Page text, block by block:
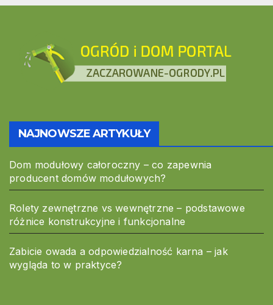
NAJNOWSZE ARTYKUŁY
Dom modułowy całoroczny – co zapewnia
producent domów modułowych?
Rolety zewnętrzne vs wewnętrzne – podstawowe
różnice konstrukcyjne i funkcjonalne
Zabicie owada a odpowiedzialność karna – jak
wygląda to w praktyce?